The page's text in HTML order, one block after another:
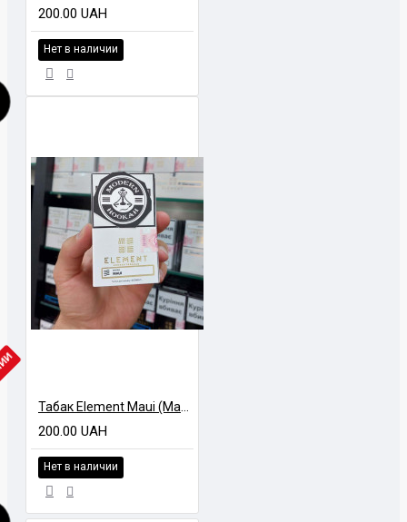
200.00 UAH
Нет в наличии
200.00 UAH
Нет в наличии